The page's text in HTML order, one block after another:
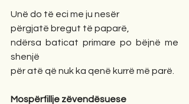
Unë do të eci me ju nesër
përgjatë bregut të paparë,
ndërsa baticat primare po bëjnë me
shenjë
për atë që nuk ka qenë kurrë më parë.
Mospërfillje zëvendësuese